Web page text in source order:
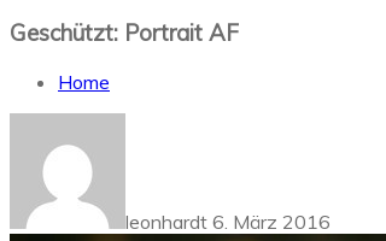
Geschützt: Portrait AF
Home
leonhardt 6. März 2016